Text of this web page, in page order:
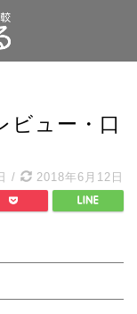
ビュー・口
/ 2018年6月12日